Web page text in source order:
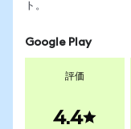
ト。
Google Play
評価
4.4